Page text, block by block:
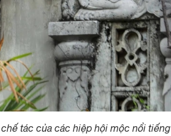
tác của các hiệp hội mộc nổi tiếng